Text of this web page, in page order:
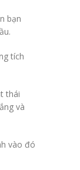
bạn
tích
thái
và
vào đó